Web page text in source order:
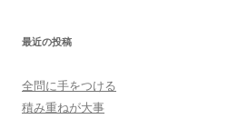
最近の投稿
全問に手をつける
積み重ねが大事